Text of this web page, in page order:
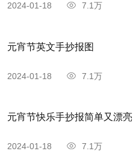
2024-01-18 7.1万
元宵节英文手抄报图
2024-01-18 7.1万
元宵节快乐手抄报简单又漂亮
2024-01-18 7.1万